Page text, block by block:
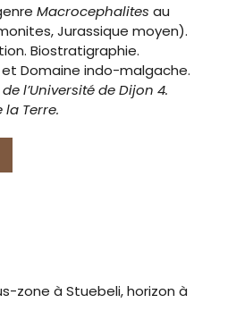
Macrocephalites au
Jurassique moyen).
Biostratigraphie.
Domaine indo-malgache.
l’Université de Dijon 4.
Terre.
zone à Stuebeli, horizon à